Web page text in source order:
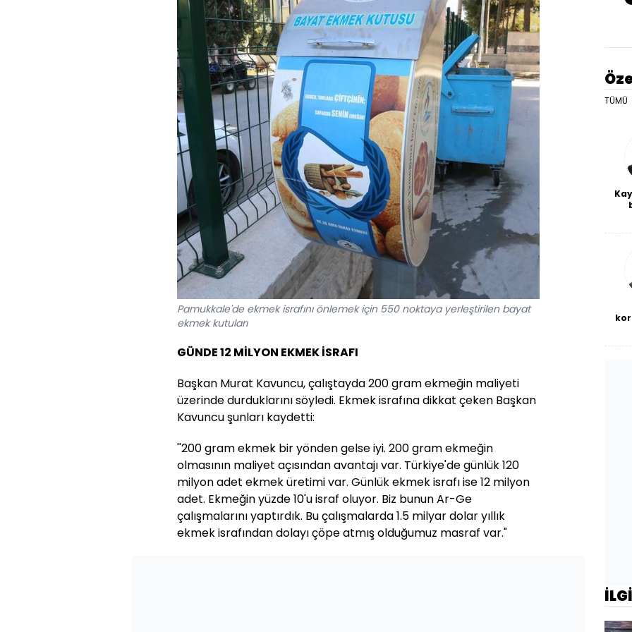
Pamukkale'de ekmek israfını önlemek için 550 noktaya yerleştirilen bayat
ekmek kutuları
GÜNDE 12 MİLYON EKMEK İSRAFI
Başkan Murat Kavuncu, çalıştayda 200 gram ekmeğin maliyeti
üzerinde durduklarını söyledi. Ekmek israfına dikkat çeken Başkan
Kavuncu şunları kaydetti:
''200 gram ekmek bir yönden gelse iyi. 200 gram ekmeğin
olmasının maliyet açısından avantajı var. Türkiye'de günlük 120
milyon adet ekmek üretimi var. Günlük ekmek israfı ise 12 milyon
adet. Ekmeğin yüzde 10'u israf oluyor. Biz bunun Ar-Ge
çalışmalarını yaptırdık. Bu çalışmalarda 1.5 milyar dolar yıllık
ekmek israfından dolayı çöpe atmış olduğumuz masraf var."
TÜMÜ